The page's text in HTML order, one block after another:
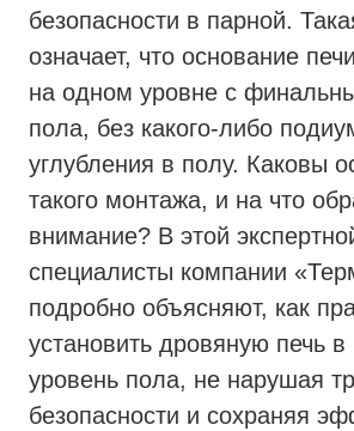
безопасности в парной.
означает, что основание
на одном уровне с
пола, без какого-либо
углубления в полу. Каковы
такого монтажа, и на что
внимание? В этой
специалисты компании
подробно объясняют, как
установить дровяную печь
уровень пола, не нарушая
безопасности и сохраняя